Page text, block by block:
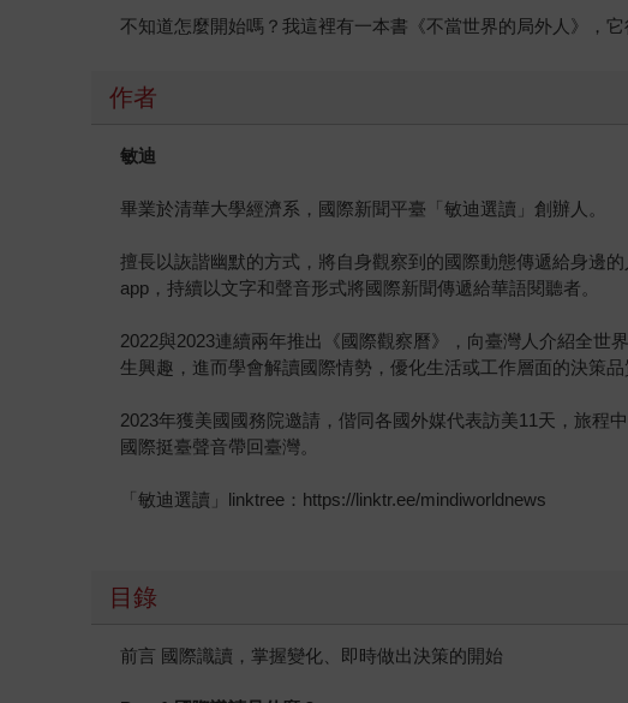
不知道怎麼開始嗎？我這裡有一本書《不當世界的局外人》
作者
敏迪
畢業於清華大學經濟系，國際新聞平臺「敏迪選讀」創辦人。
擅長以詼諧幽默的方式，將自身觀察到的國際動態傳遞給身邊
app，持續以文字和聲音形式將國際新聞傳遞給華語閱聽者。
2022與2023連續兩年推出《國際觀察曆》，向臺灣人介紹全
生興趣，進而學會解讀國際情勢，優化生活或工作層面的決策品
2023年獲美國國務院邀請，偕同各國外媒代表訪美11天，旅程
國際挺臺聲音帶回臺灣。
「敏迪選讀」linktree：https://linktr.ee/mindiworldnews
目錄
前言 國際識讀，掌握變化、即時做出決策的開始